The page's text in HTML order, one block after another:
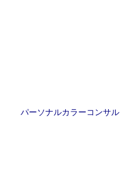
パーソナルカラーコンサル